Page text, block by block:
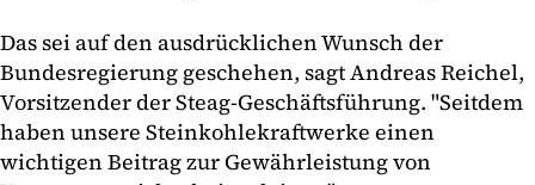
Das sei auf den ausdrücklichen Wunsch der
Bundesregierung geschehen, sagt Andreas Reichel,
Vorsitzender der Steag-Geschäftsführung. "Seitdem
haben unsere Steinkohlekraftwerke einen
wichtigen Beitrag zur Gewährleistung von